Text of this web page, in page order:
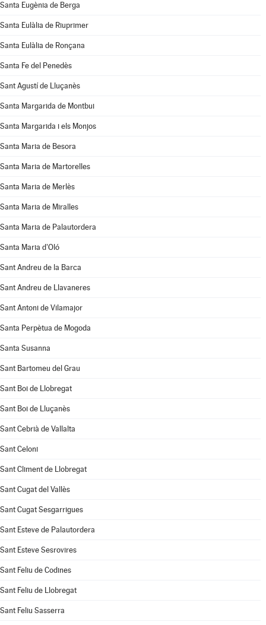
Santa Eugènia de Berga
Santa Eulàlia de Riuprimer
Santa Eulàlia de Ronçana
Santa Fe del Penedès
Sant Agustí de Lluçanès
Santa Margarida de Montbui
Santa Margarida i els Monjos
Santa Maria de Besora
Santa Maria de Martorelles
Santa Maria de Merlès
Santa Maria de Miralles
Santa Maria de Palautordera
Santa Maria d'Oló
Sant Andreu de la Barca
Sant Andreu de Llavaneres
Sant Antoni de Vilamajor
Santa Perpètua de Mogoda
Santa Susanna
Sant Bartomeu del Grau
Sant Boi de Llobregat
Sant Boi de Lluçanès
Sant Cebrià de Vallalta
Sant Celoni
Sant Climent de Llobregat
Sant Cugat del Vallès
Sant Cugat Sesgarrigues
Sant Esteve de Palautordera
Sant Esteve Sesrovires
Sant Feliu de Codines
Sant Feliu de Llobregat
Sant Feliu Sasserra